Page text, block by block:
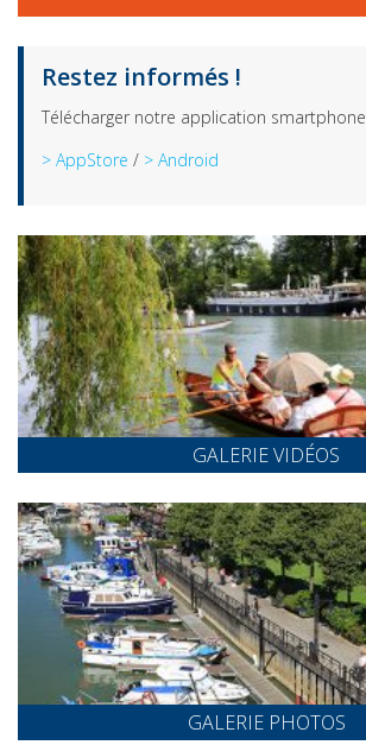
Restez informés !
Télécharger notre application smartphone
> AppStore / > Android
GALERIE VIDÉOS
GALERIE PHOTOS